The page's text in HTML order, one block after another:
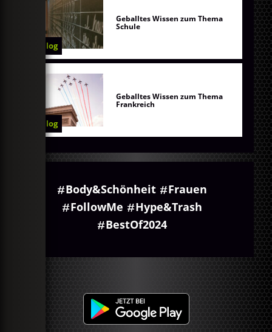
Blog
Geballtes Wissen zum Thema
Schule
Blog
Geballtes Wissen zum Thema
Frankreich
Body&Schönheit
Frauen
FollowMe
Hype&Trash
BestOf2024